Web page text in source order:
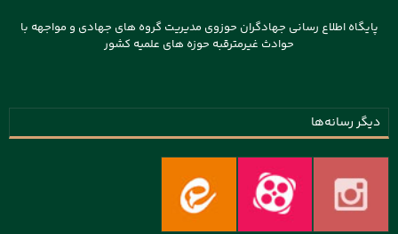
پایگاه اطلاع رسانی جهادگران حوزوی مدیریت گروه های جهادی و مواجهه با
حوادث غیرمترقبه حوزه های علمیه کشور
دیگر رسانه‌ها